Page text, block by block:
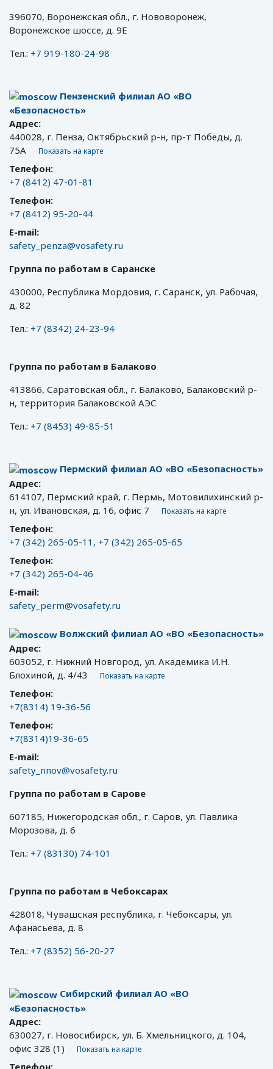
396070, Воронежская обл., г. Нововоронеж,
Воронежское шоссе, д. 9Е
Тел.: +7 919-180-24-98
Пензенский филиал АО «ВО
«Безопасность»
Адрес:
440028, г. Пенза, Октябрьский р-н, пр-т Победы, д.
75А
Показать на карте
Телефон:
+7 (8412) 47-01-81
Телефон:
+7 (8412) 95-20-44
E-mail:
safety_penza@vosafety.ru
Группа по работам в Саранске
430000, Республика Мордовия, г. Саранск, ул. Рабочая,
д. 82
Тел.: +7 (8342) 24-23-94
Группа по работам в Балаково
413866, Саратовская обл., г. Балаково, Балаковский р-
н, территория Балаковской АЭС
Тел.: +7 (8453) 49-85-51
Пермский филиал АО «ВО «Безопасность»
Адрес:
614107, Пермский край, г. Пермь, Мотовилихинский р-
н, ул. Ивановская, д. 16, офис 7
Показать на карте
Телефон:
+7 (342) 265-05-11, +7 (342) 265-05-65
Телефон:
+7 (342) 265-04-46
E-mail:
safety_perm@vosafety.ru
Волжский филиал АО «ВО «Безопасность»
Адрес:
603052, г. Нижний Новгород, ул. Академика И.Н.
Блохиной, д. 4/43
Показать на карте
Телефон:
+7(8314) 19-36-56
Телефон:
+7(8314)19-36-65
E-mail:
safety_nnov@vosafety.ru
Группа по работам в Сарове
607185, Нижегородская обл., г. Саров, ул. Павлика
Морозова, д. 6
Тел.: +7 (83130) 74-101
Группа по работам в Чебоксарах
428018, Чувашская республика, г. Чебоксары, ул.
Афанасьева, д. 8
Тел.: +7 (8352) 56-20-27
Сибирский филиал АО «ВО
«Безопасность»
Адрес:
630027, г. Новосибирск, ул. Б. Хмельницкого, д. 104,
офис 328 (1)
Показать на карте